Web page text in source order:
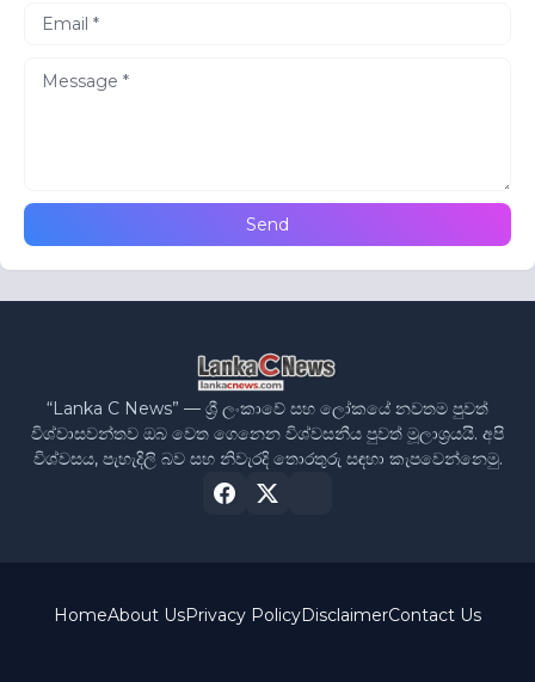
“Lanka C News” — ශ්‍රී ලංකාවේ සහ ලෝකයේ නවතම පුවත්
විශ්වාසවන්තව ඔබ වෙත ගෙනෙන විශ්වසනීය පුවත් මූලාශ්‍රයයි. අපි
විශ්වසය, පැහැදිලි බව සහ නිවැරදි තොරතුරු සඳහා කැපවෙන්නෙමු.
HomeAbout UsPrivacy PolicyDisclaimerContact Us